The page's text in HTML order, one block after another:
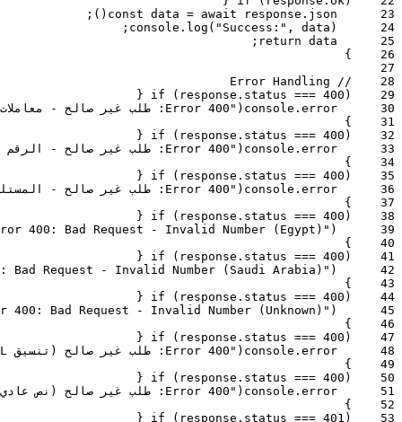
تكامل سلس مع خرائط جوجل، وخرائط آبل، و Waze
للمستخدم النهائي.
دعم لتداخل الخيوط المعقدة عبر معلمة
تقارير نجاح موثوقة مع توليد معرف
التسليم الكامل.
23
const data = await response . json
(
)
;
24
console . log ( "Success:" , data )
;
25
return data
;
26
}
27
28
// Error Handling
29
if ( response . status === 400 )
{
30
console . error
( "Error 400: طلب غير صالح - معاملات مطلوبة مفقودة"
31
}
32
if ( response . status === 400 )
{
33
console . error
( "Error 400: طلب غير صالح - الرقم المستهدف في قائمة الحظر الخاصة بك"
34
}
35
if ( response . status === 400 )
{
36
console . error
( "Error 400: طلب غير صالح - المستلم قام بإلغاء الاشتراك تلقائياً"
37
}
38
if ( response . status === 400 )
{
39
400: Bad Request - Invalid Number (Egypt)" )
40
}
41
if ( response . status === 400 )
{
42
Bad Request - Invalid Number (Saudi Arabia)" )
43
}
44
if ( response . status === 400 )
{
45
400: Bad Request - Invalid Number (Unknown)" )
46
}
47
if ( response . status === 400 )
{
48
console . error
( "Error 400: طلب غير صالح (تنسيق XML)"
49
}
50
if ( response . status === 400 )
{
51
console . error
( "Error 400: طلب غير صالح (نص عادي)"
52
}
53
if ( response . status === 401 )
{